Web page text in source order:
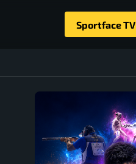
Sportface TV